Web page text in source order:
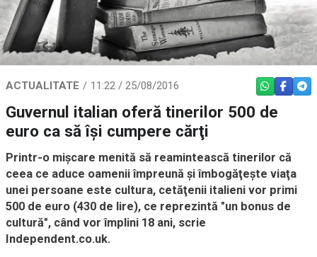
ACTUALITATE 11:22 / 25/08/2016 WHATSAPP
Guvernul italian oferă tinerilor 500 de
euro ca să îşi cumpere cărţi
Printr-o mişcare menită să reamintească tinerilor că
ceea ce aduce oamenii împreună şi îmbogăţeşte viaţa
unei persoane este cultura, cetăţenii italieni vor primi
500 de euro (430 de lire), ce reprezintă "un bonus de
cultură", când vor împlini 18 ani, scrie
Independent.co.uk.